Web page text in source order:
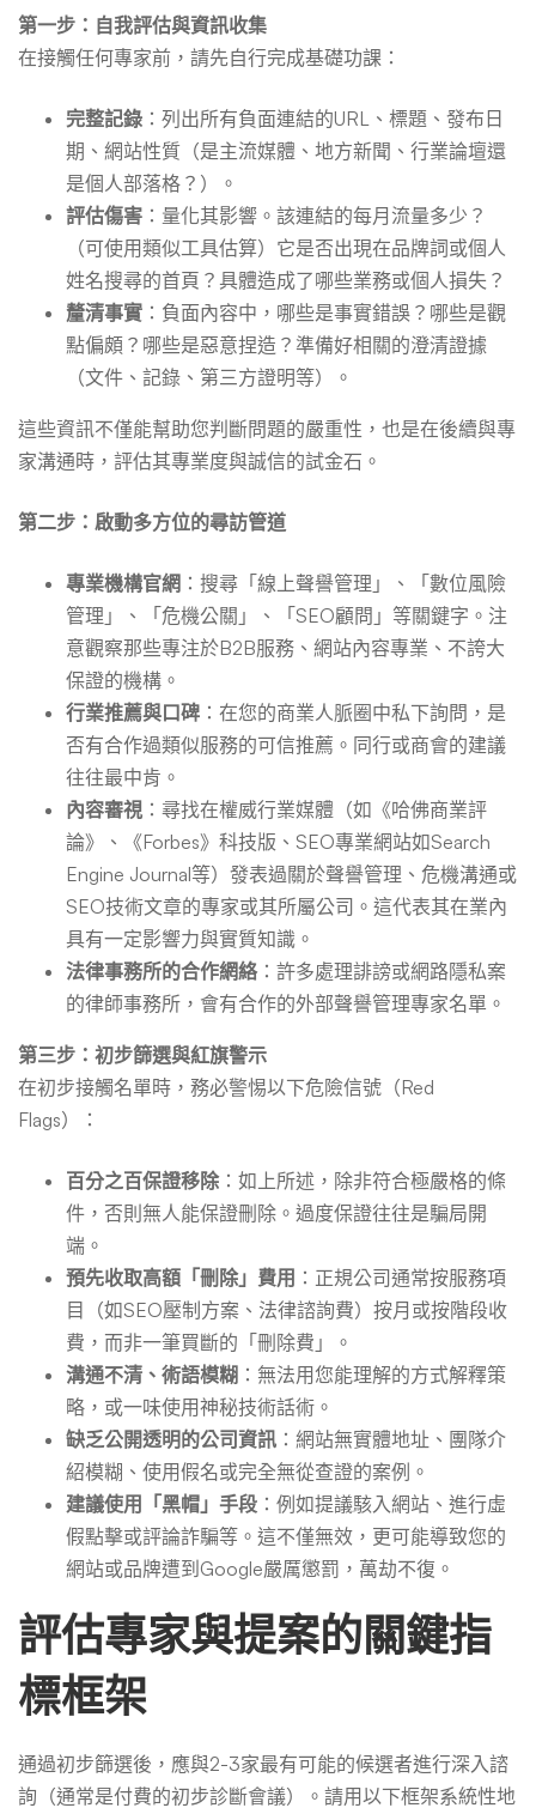
第一步：自我評估與資訊收集
在接觸任何專家前，請先自行完成基礎功課：
完整記錄 ：列出所有負面連結的URL、標題、發布日
期、網站性質（是主流媒體、地方新聞、行業論壇還
是個人部落格？）。
評估傷害 ：量化其影響。該連結的每月流量多少？
（可使用類似工具估算）它是否出現在品牌詞或個人
姓名搜尋的首頁？具體造成了哪些業務或個人損失？
釐清事實 ：負面內容中，哪些是事實錯誤？哪些是觀
點偏頗？哪些是惡意捏造？準備好相關的澄清證據
（文件、記錄、第三方證明等）。
這些資訊不僅能幫助您判斷問題的嚴重性，也是在後續與專
家溝通時，評估其專業度與誠信的試金石。
第二步：啟動多方位的尋訪管道
專業機構官網 ：搜尋「線上聲譽管理」、「數位風險
管理」、「危機公關」、「SEO顧問」等關鍵字。注
意觀察那些專注於B2B服務、網站內容專業、不誇大
保證的機構。
行業推薦與口碑 ：在您的商業人脈圈中私下詢問，是
否有合作過類似服務的可信推薦。同行或商會的建議
往往最中肯。
內容審視 ：尋找在權威行業媒體（如《哈佛商業評
論》、《Forbes》科技版、SEO專業網站如Search
Engine Journal等）發表過關於聲譽管理、危機溝通或
SEO技術文章的專家或其所屬公司。這代表其在業內
具有一定影響力與實質知識。
法律事務所的合作網絡：許多處理誹謗或網路隱私案
的律師事務所，會有合作的外部聲譽管理專家名單。
第三步：初步篩選與紅旗警示
在初步接觸名單時，務必警惕以下危險信號（Red
Flags）：
百分之百保證移除：如上所述，除非符合極嚴格的條
件，否則無人能保證刪除。過度保證往往是騙局開
端。
預先收取高額「刪除」費用 ：正規公司通常按服務項
目（如SEO壓制方案、法律諮詢費）按月或按階段收
費，而非一筆買斷的「刪除費」。
溝通不清、術語模糊 ：無法用您能理解的方式解釋策
略，或一味使用神秘技術話術。
缺乏公開透明的公司資訊 ：網站無實體地址、團隊介
紹模糊、使用假名或完全無從查證的案例。
建議使用「黑帽」手段 ：例如提議駭入網站、進行虛
假點擊或評論詐騙等。這不僅無效，更可能導致您的
網站或品牌遭到Google嚴厲懲罰，萬劫不復。
評估專家與提案的關鍵指
標框架
通過初步篩選後，應與2-3家最有可能的候選者進行深入諮
詢（通常是付費的初步診斷會議）。請用以下框架系統性地